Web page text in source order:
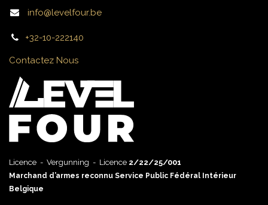
info@levelfour.be
+32-10-222140
Contactez Nous
Licence - Vergunning - Licence 2/22/25/001
Marchand d’armes reconnu Service Public Fédéral Intérieur
Belgique